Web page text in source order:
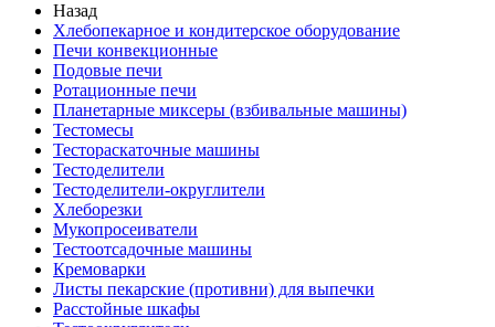
Назад
Хлебопекарное и кондитерское оборудование
Печи конвекционные
Подовые печи
Ротационные печи
Планетарные миксеры (взбивальные машины)
Тестомесы
Тестораскаточные машины
Тестоделители
Тестоделители-округлители
Хлеборезки
Мукопросеиватели
Тестоотсадочные машины
Кремоварки
Листы пекарские (противни) для выпечки
Расстойные шкафы